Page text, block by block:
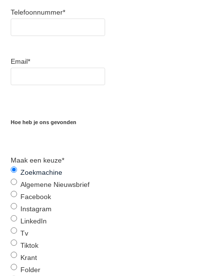
Telefoonnummer*
Email*
Hoe heb je ons gevonden
Maak een keuze*
Zoekmachine
Algemene Nieuwsbrief
Facebook
Instagram
LinkedIn
Tv
Tiktok
Krant
Folder